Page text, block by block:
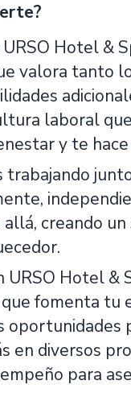
URSO Hotel &
valora tanto
laboral
y te
trabajando
creando
URSO Hotel &
fomenta
en diversos
para